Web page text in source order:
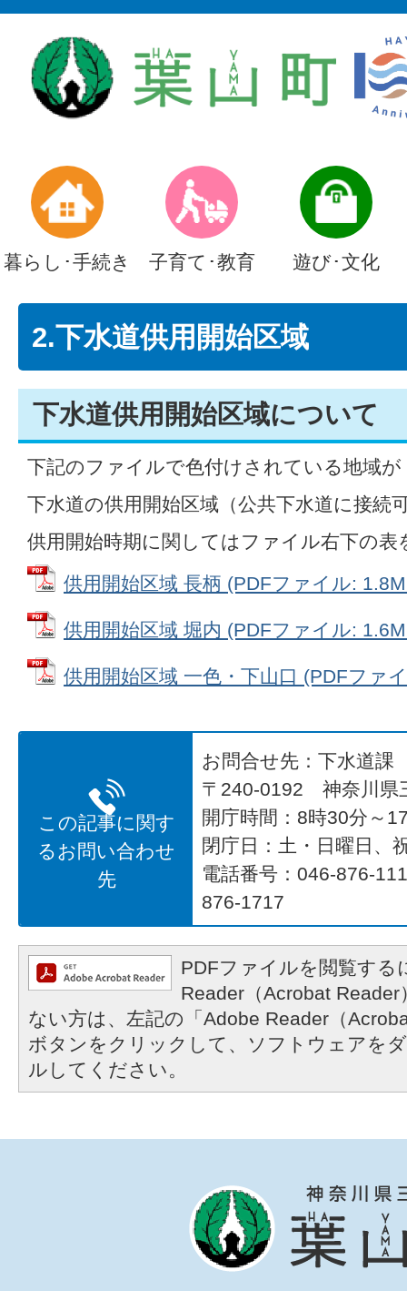
暮らし･手続き 子育て･教育 遊び･文化
2.下水道供用開始区域
下水道供用開始区域について
下記のファイルで色付けされている地域が
下水道の供用開始区域（公共下水道に接続
供用開始時期に関してはファイル右下の
供用開始区域 長柄 (PDFファイル:
供用開始区域 堀内 (PDFファイル:
供用開始区域 一色・下山口 (PDFファ
この記事に関す
るお問い合わせ
先
お問合せ先：下水道課
〒240-0192 神奈川県
開庁時間：8時30分～
閉庁日：土・日曜日、
電話番号：046-876-
876-1717
PDFファイルを閲覧する
Reader（Acrobat
ない方は、左記の「Adobe Reader（
ボタンをクリックして、ソフトウェアを
ルしてください。